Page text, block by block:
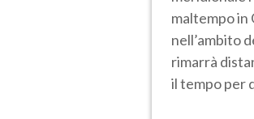
maltempo in
nell’ambito
rimarrà
il tempo per